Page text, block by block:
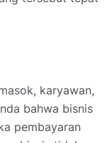
karyawan,
bahwa bisnis
pembayaran